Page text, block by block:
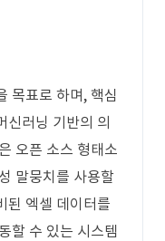
목표로 하며, 핵심
신러닝 기반의 의
오픈 소스 형태소
말뭉치를 사용할
된 엑셀 데이터를
할 수 있는 시스템